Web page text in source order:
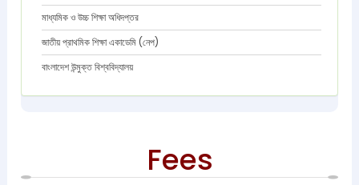
মাধ্যমিক ও উচ্চ শিক্ষা অধিদপ্তর
জাতীয় প্রাথমিক শিক্ষা একাডেমি (নেপ)
বাংলাদেশ উন্মুক্ত বিশ্ববিদ্যালয়
Fees